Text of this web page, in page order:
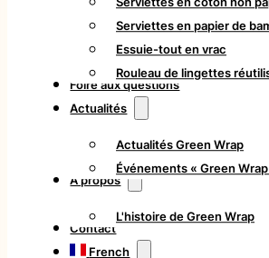
Serviettes en papier de
Essuie-tout en vrac
Rouleau de lingettes
Foire aux questions
Actualités
Actualités Green Wrap
Événements « Green
À propos
L'histoire de Green Wrap
Contact
French